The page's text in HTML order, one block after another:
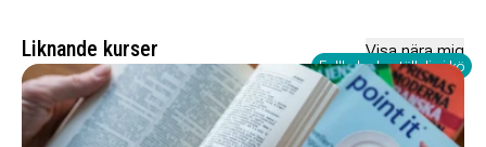
Liknande kurser Visa nära mig
Fullbokad - ställ dig i kö